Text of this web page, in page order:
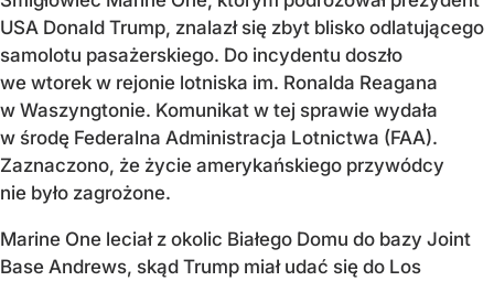
USA Donald Trump, znalazł się zbyt blisko odlatującego
samolotu pasażerskiego. Do incydentu doszło
we wtorek w rejonie lotniska im. Ronalda Reagana
w Waszyngtonie. Komunikat w tej sprawie wydała
w środę Federalna Administracja Lotnictwa (FAA).
Zaznaczono, że życie amerykańskiego przywódcy
nie było zagrożone.
Marine One leciał z okolic Białego Domu do bazy Joint
Base Andrews, skąd Trump miał udać się do Los